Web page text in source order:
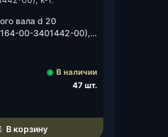
вала d 20
00-3401442-00),
◉ В наличии
47 шт.
В корзину